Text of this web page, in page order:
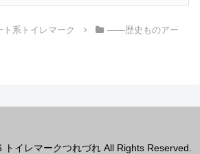
ト系トイレマーク
――歴史ものアー
イレマークつれづれ All Rights Reserved.